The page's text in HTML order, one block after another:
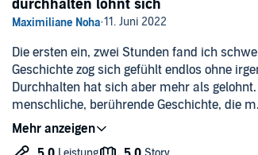
Die ersten ein, zwei Stunden fand ich
Geschichte zog sich gefühlt endlos ohne irgendwo hin zu führen. Das
Durchhalten hat sich aber mehr als
menschliche, berührende Geschichte, die
sollte. Absolute Empfehlung!
durchhalten lohnt sich